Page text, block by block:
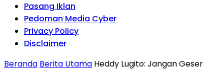
Pasang Iklan
Pedoman Media Cyber
Privacy Policy
Disclaimer
Beranda Berita Utama Heddy Lugito: Jangan Geser